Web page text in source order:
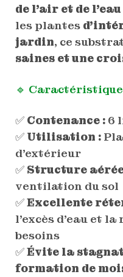
de l’air et de l’eau
les plantes
jardin, ce
saines et une
🔹
✅ Contenance :6
✅ Utilisation :
d’extérieur
✅ Structure
ventilation du sol
✅Excellente
l’excès d’eau et
besoins
✅Évite la
formation de